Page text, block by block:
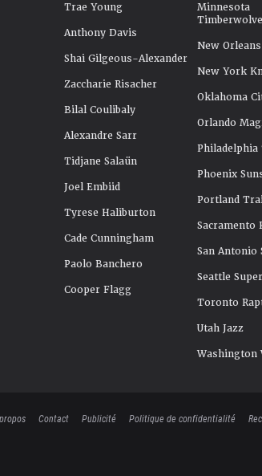
Trae Young
Anthony Davis
Shai Gilgeous-Alexander
Zaccharie Risacher
Bilal Coulibaly
Alexandre Sarr
Tidjane Salaün
Joel Embiid
Tyrese Haliburton
Cade Cunningham
Paolo Banchero
Cooper Flagg
Minnesota
New
New York
Oklahoma
Orlando
Philadelphia
Phoenix
Portland
Sacramento
San Antonio
Seattle
Toronto
Utah Jazz
Washington
Contact Publicité Politique de confidentialité